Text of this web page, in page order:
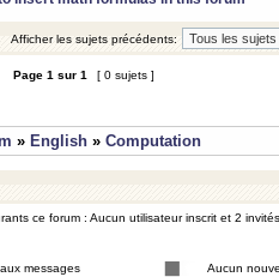
Afficher les sujets précédents:
Page 1 sur 1 [ 0 sujets ]
» English » Computation
ce forum : Aucun utilisateur inscrit et 2 invités
messages Aucun